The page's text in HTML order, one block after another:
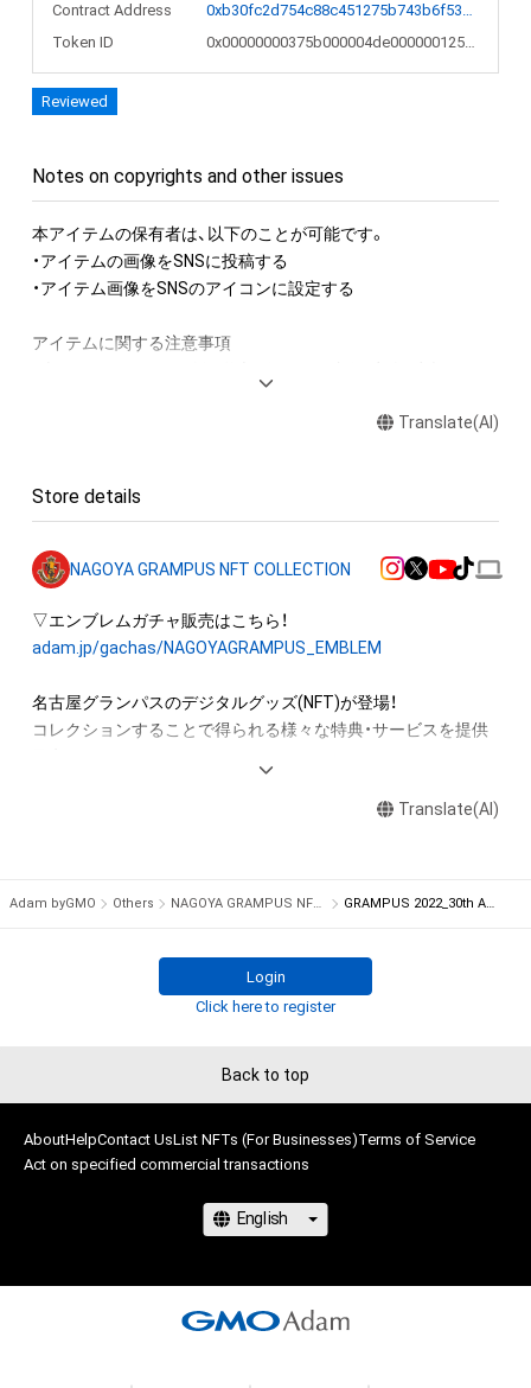
Contract Address
0xb30fc2d754c88c451275b743b6f530f19f643683
Token ID
0x00000000375b000004de000000125a88
Reviewed
Notes on copyrights and other issues
本アイテムの保有者は、以下のことが可能です。
・アイテムの画像をSNSに投稿する
・アイテム画像をSNSのアイコンに設定する
アイテムに関する注意事項
産権(著作権、特許権、実用新案権、商標権、意匠権その他の知的
の著作権を有する方、著作隣接権の権利者またはその管理委託
そのため、本アイテムを保有していたとしても、本アイテムに関
する創作物にかかる知的財産権を有することを意味しません。
・本アイテムの著作権を有する方、著作隣接権の権利者またはそ
の管理委託を受けている者からの事前の同 意なしに、上記の
財産権を侵害するおそれのある行為(改変、公開、配布、逆コンパ
イル、リバースエンジニアリングを含みますが、これに限定され
・本アイテムに関する創作物の利用については、公序良俗や法令
に反する利用またはその恐れのある利用など、作成者が不適切
保有者、その他第三者が損害を被った場合、その損害がいかなる
方、著作隣接権の権利者またはその管理委託を受けている者は、
何らの法的責任も負わないものとします。
株式会社名古屋グランパスエイト
nftcollection@nagoya-grampus-eight.co.jp
Translate(AI)
Store details
NAGOYA GRAMPUS NFT COLLECTION
adam.jp/gachas/NAGOYAGRAMPUS_EMBLEM
名古屋グランパスのデジタルグッズ(NFT)が登場！
コレクションすることで得られる様々な特典・サービスを提供
世界に一つしかない名古屋グランパスのNFT COLLECTIONをゲ
Translate(AI)
Adam byGMO Others NAGOYA GRAMPUS NFT COLLECTION GRAMPUS 2022_30th Anniversary
Login
Click here to register
Back to top
AboutHelpContact UsList NFTs (For Businesses)Terms of Service
Act on specified commercial transactions